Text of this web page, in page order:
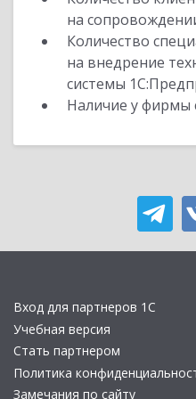
на
Количество
на внедрение
системы
Наличие у фирмы
Вход для партнеров 1С
Учебная версия
Стать партнером
Политика
Замечания по сайту